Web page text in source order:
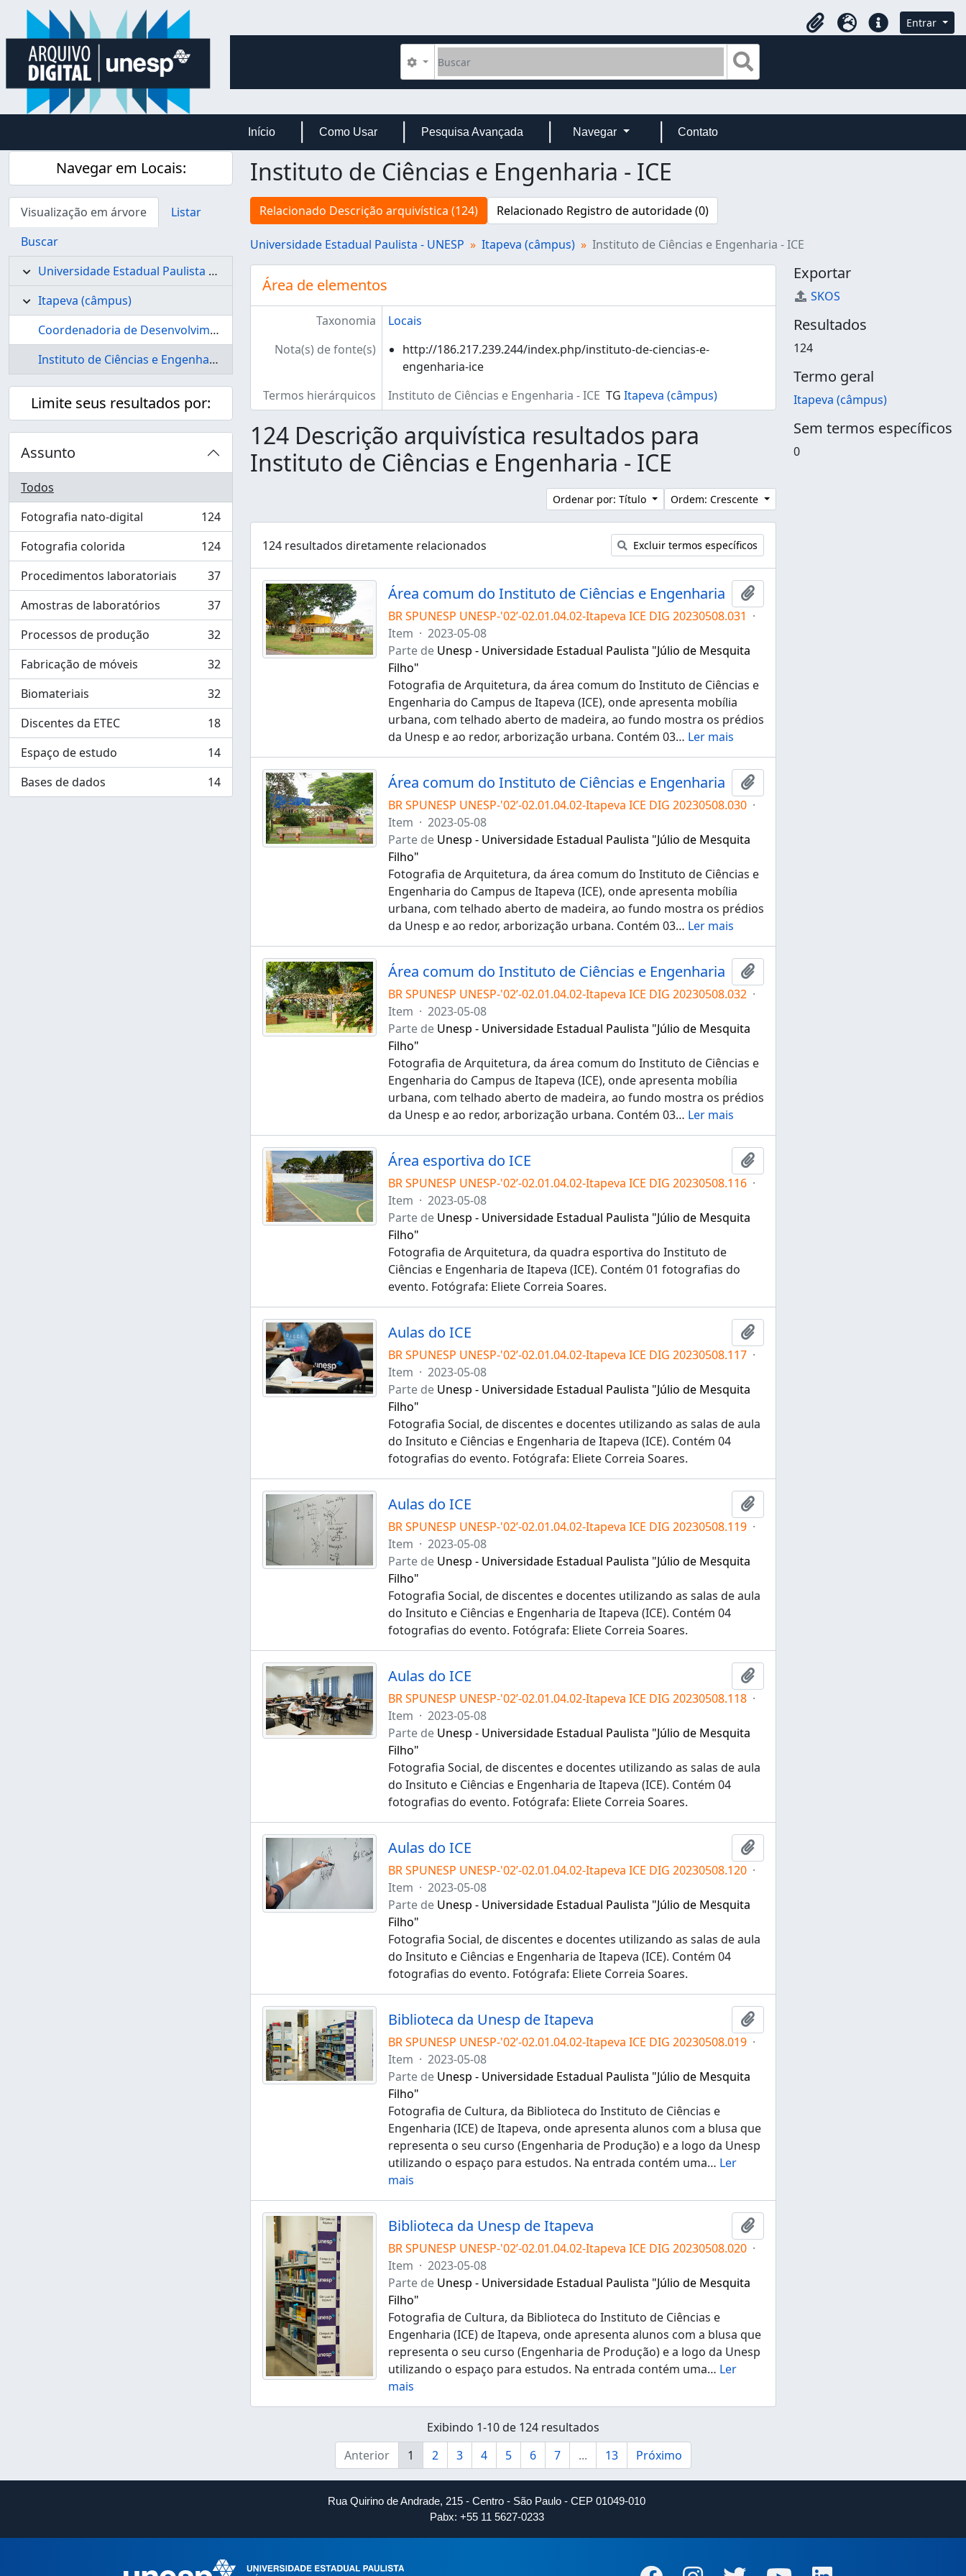
Skip to main content
Área de Transferência
IdiomaAtalhos Entrar
Buscar
Opções de busca
Início Como Usar Pesquisa Avançada Navegar Contato
Navegar em Locais:
Visualização em árvore
Listar
Buscar
Universidade Estadual Paulista - UNESP
Itapeva (câmpus)
Coordenadoria de Desenvolvimento Profissional e Práticas Pedagógicas - CDeP3 - ICE
Instituto de Ciências e Engenharia - ICE
Limite seus resultados por:
Assunto
Todos
Fotografia nato-digital
, 124 resultados
124
Fotografia colorida
, 124 resultados
124
Procedimentos laboratoriais
, 37 resultados
37
Amostras de laboratórios
, 37 resultados
37
Processos de produção
, 32 resultados
32
Fabricação de móveis
, 32 resultados
32
Biomateriais
, 32 resultados
32
Discentes da ETEC
, 18 resultados
18
Espaço de estudo
, 14 resultados
14
Bases de dados
, 14 resultados 14
Instituto de Ciências e Engenharia - ICE
Relacionado Descrição arquivística (124) Relacionado Registro de autoridade (0)
Universidade Estadual Paulista - UNESP Itapeva (câmpus) Instituto de Ciências e Engenharia - ICE
Área de elementos
Taxonomia
Locais
Nota(s) de fonte(s)
http://186.217.239.244/index.php/instituto-de-ciencias-e-
engenharia-ice
Termos hierárquicos
Instituto de Ciências e Engenharia - ICE TG Itapeva (câmpus)
124 Descrição arquivística resultados para
Instituto de Ciências e Engenharia - ICE
Ordenar por: Título Ordem: Crescente
124 resultados diretamente relacionados Excluir termos específicos
Área comum do Instituto de Ciências e Engenharia
Adicionar a área de transferência
BR SPUNESP UNESP-'02’-02.01.04.02-Itapeva ICE DIG 20230508.031 ·
Item · 2023-05-08
Parte de Unesp - Universidade Estadual Paulista "Júlio de Mesquita
Filho"
Fotografia de Arquitetura, da área comum do Instituto de Ciências e
Engenharia do Campus de Itapeva (ICE), onde apresenta mobília
urbana, com telhado aberto de madeira, ao fundo mostra os prédios
da Unesp e ao redor, arborização urbana. Contém 03… Ler mais
Área comum do Instituto de Ciências e Engenharia
Adicionar a área de transferência
BR SPUNESP UNESP-'02’-02.01.04.02-Itapeva ICE DIG 20230508.030 ·
Item · 2023-05-08
Parte de Unesp - Universidade Estadual Paulista "Júlio de Mesquita
Filho"
Fotografia de Arquitetura, da área comum do Instituto de Ciências e
Engenharia do Campus de Itapeva (ICE), onde apresenta mobília
urbana, com telhado aberto de madeira, ao fundo mostra os prédios
da Unesp e ao redor, arborização urbana. Contém 03… Ler mais
Área comum do Instituto de Ciências e Engenharia
Adicionar a área de transferência
BR SPUNESP UNESP-'02’-02.01.04.02-Itapeva ICE DIG 20230508.032 ·
Item · 2023-05-08
Parte de Unesp - Universidade Estadual Paulista "Júlio de Mesquita
Filho"
Fotografia de Arquitetura, da área comum do Instituto de Ciências e
Engenharia do Campus de Itapeva (ICE), onde apresenta mobília
urbana, com telhado aberto de madeira, ao fundo mostra os prédios
da Unesp e ao redor, arborização urbana. Contém 03… Ler mais
Área esportiva do ICE
Adicionar a área de transferência
BR SPUNESP UNESP-'02’-02.01.04.02-Itapeva ICE DIG 20230508.116 ·
Item · 2023-05-08
Parte de Unesp - Universidade Estadual Paulista "Júlio de Mesquita
Filho"
Fotografia de Arquitetura, da quadra esportiva do Instituto de
Ciências e Engenharia de Itapeva (ICE). Contém 01 fotografias do
evento. Fotógrafa: Eliete Correia Soares.
Aulas do ICE
Adicionar a área de transferência
BR SPUNESP UNESP-'02’-02.01.04.02-Itapeva ICE DIG 20230508.117 ·
Item · 2023-05-08
Parte de Unesp - Universidade Estadual Paulista "Júlio de Mesquita
Filho"
Fotografia Social, de discentes e docentes utilizando as salas de aula
do Insituto e Ciências e Engenharia de Itapeva (ICE). Contém 04
fotografias do evento. Fotógrafa: Eliete Correia Soares.
Aulas do ICE
Adicionar a área de transferência
BR SPUNESP UNESP-'02’-02.01.04.02-Itapeva ICE DIG 20230508.119 ·
Item · 2023-05-08
Parte de Unesp - Universidade Estadual Paulista "Júlio de Mesquita
Filho"
Fotografia Social, de discentes e docentes utilizando as salas de aula
do Insituto e Ciências e Engenharia de Itapeva (ICE). Contém 04
fotografias do evento. Fotógrafa: Eliete Correia Soares.
Aulas do ICE
Adicionar a área de transferência
BR SPUNESP UNESP-'02’-02.01.04.02-Itapeva ICE DIG 20230508.118 ·
Item · 2023-05-08
Parte de Unesp - Universidade Estadual Paulista "Júlio de Mesquita
Filho"
Fotografia Social, de discentes e docentes utilizando as salas de aula
do Insituto e Ciências e Engenharia de Itapeva (ICE). Contém 04
fotografias do evento. Fotógrafa: Eliete Correia Soares.
Aulas do ICE
Adicionar a área de transferência
BR SPUNESP UNESP-'02’-02.01.04.02-Itapeva ICE DIG 20230508.120 ·
Item · 2023-05-08
Parte de Unesp - Universidade Estadual Paulista "Júlio de Mesquita
Filho"
Fotografia Social, de discentes e docentes utilizando as salas de aula
do Insituto e Ciências e Engenharia de Itapeva (ICE). Contém 04
fotografias do evento. Fotógrafa: Eliete Correia Soares.
Biblioteca da Unesp de Itapeva
Adicionar a área de transferência
BR SPUNESP UNESP-'02’-02.01.04.02-Itapeva ICE DIG 20230508.019 ·
Item · 2023-05-08
Parte de Unesp - Universidade Estadual Paulista "Júlio de Mesquita
Filho"
Fotografia de Cultura, da Biblioteca do Instituto de Ciências e
Engenharia (ICE) de Itapeva, onde apresenta alunos com a blusa que
representa o seu curso (Engenharia de Produção) e a logo da Unesp
utilizando o espaço para estudos. Na entrada contém uma… Ler
mais
Biblioteca da Unesp de Itapeva
Adicionar a área de transferência
BR SPUNESP UNESP-'02’-02.01.04.02-Itapeva ICE DIG 20230508.020 ·
Item · 2023-05-08
Parte de Unesp - Universidade Estadual Paulista "Júlio de Mesquita
Filho"
Fotografia de Cultura, da Biblioteca do Instituto de Ciências e
Engenharia (ICE) de Itapeva, onde apresenta alunos com a blusa que
representa o seu curso (Engenharia de Produção) e a logo da Unesp
utilizando o espaço para estudos. Na entrada contém uma… Ler
mais
Exibindo 1-10 de 124 resultados
Anterior
1 2 3 4 5 6 7 ... 13 Próximo
Exportar
SKOS
Resultados
124
Termo geral
Itapeva (câmpus)
Sem termos específicos
0
Rua Quirino de Andrade, 215 - Centro - São Paulo - CEP 01049-010
Pabx: +55 11 5627-0233